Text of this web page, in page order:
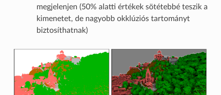
megjelenjen (50% alatti értékek sötétebbé teszik a
kimenetet, de nagyobb okklúziós tartományt
biztosíthatnak)